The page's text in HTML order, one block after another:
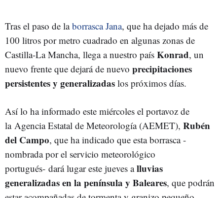
Tras el paso de laborrasca Jana, que ha dejado más de
100 litros por metro cuadrado en algunas zonas de
Castilla-La Mancha, llega a nuestro país Konrad, un
nuevo frente que dejará de nuevo precipitaciones
persistentes y generalizadas los próximos días.
Así lo ha informado este miércoles el portavoz de
la Agencia Estatal de Meteorología (AEMET), Rubén
del Campo, que ha indicado que esta borrasca -
nombrada por el servicio meteorológico
portugués- dará lugar este jueves alluvias
generalizadas en la península y Baleares, que podrán